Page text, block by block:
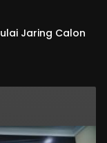
Jaring Calon